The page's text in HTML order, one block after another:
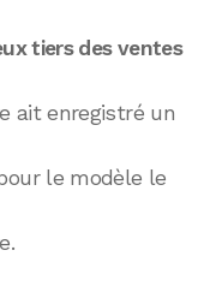
tiers des ventes
ait enregistré un
le modèle le